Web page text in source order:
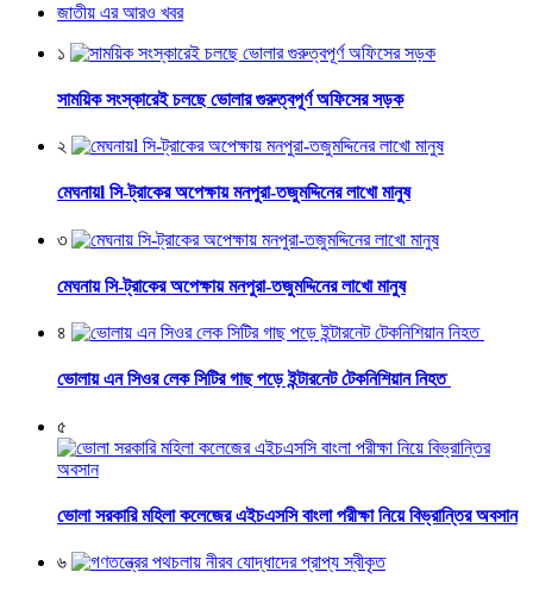
জাতীয় এর আরও খবর
১
সাময়িক সংস্কারেই চলছে ভোলার গুরুত্বপূর্ণ অফিসের সড়ক
২
মেঘনায়l সি-ট্রাকের অপেক্ষায় মনপুরা-তজুমদ্দিনের লাখো মানুষ
৩
মেঘনায় সি-ট্রাকের অপেক্ষায় মনপুরা-তজুমদ্দিনের লাখো মানুষ
৪
ভোলায় এন সিওর লেক সিটির গাছ পড়ে ইন্টারনেট টেকনিশিয়ান নিহত
৫
ভোলা সরকারি মহিলা কলেজের এইচএসসি বাংলা পরীক্ষা নিয়ে বিভ্রান্তির অবসান
৬